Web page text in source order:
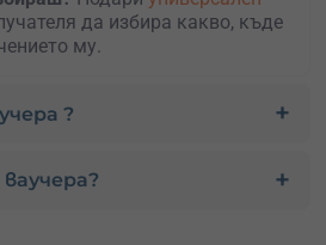
да избира какво, къде
му.
?